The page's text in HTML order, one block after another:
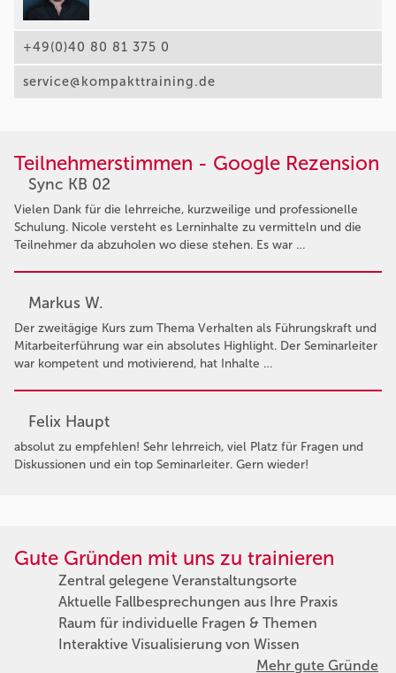
+49(0)40 80 81 375 0
service@kompakttraining.de
Teilnehmerstimmen - Google Rezension
Sync KB 02
Vielen Dank für die lehrreiche, kurzweilige und professionelle
Schulung. Nicole versteht es Lerninhalte zu vermitteln und die
Teilnehmer da abzuholen wo diese stehen. Es war …
Markus W.
Der zweitägige Kurs zum Thema Verhalten als Führungskraft und
Mitarbeiterführung war ein absolutes Highlight. Der Seminarleiter
war kompetent und motivierend, hat Inhalte …
Felix Haupt
absolut zu empfehlen! Sehr lehrreich, viel Platz für Fragen und
Diskussionen und ein top Seminarleiter. Gern wieder!
Gute Gründen mit uns zu trainieren
Zentral gelegene Veranstaltungsorte
Aktuelle Fallbesprechungen aus Ihre Praxis
Raum für individuelle Fragen & Themen
Interaktive Visualisierung von Wissen
Mehr gute Gründe